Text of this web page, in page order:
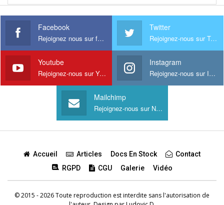
Facebook
Rejoignez nous sur facebook
Twitter
Rejoignez-nous sur Twitter
Youtube
Rejoignez-nous sur Youtube
Instagram
Rejoignez-nous sur Instagram
Mailchimp
Rejoignez-nous sur Newsletter
Accueil Articles Docs En Stock
Contact
RGPD
CGU Galerie Vidéo
© 2015 - 2026 Toute reproduction est interdite sans l'autorisation de